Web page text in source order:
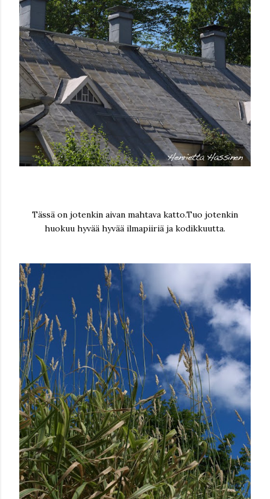
Tässä on jotenkin aivan mahtava katto.Tuo jotenkin
huokuu hyvää hyvää ilmapiiriä ja kodikkuutta.